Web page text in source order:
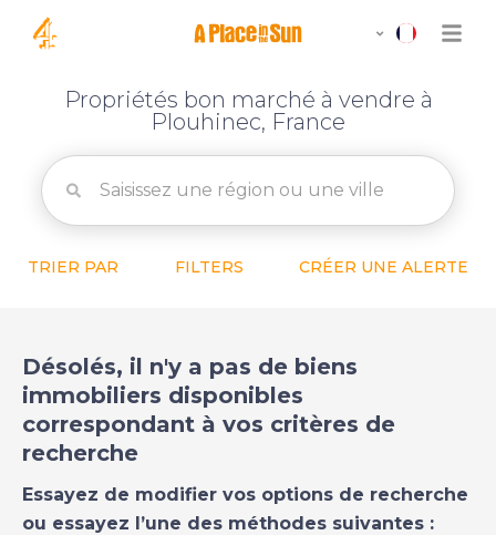
Propriétés bon marché à vendre à
Plouhinec, France
TRIER PAR FILTERS CRÉER UNE ALERTE
Désolés, il n'y a pas de biens
immobiliers disponibles
correspondant à vos critères de
recherche
Essayez de modifier vos options de recherche
ou essayez l’une des méthodes suivantes :